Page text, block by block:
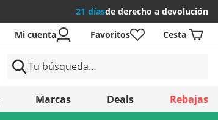
21 díasde derecho a devolución
Mi cuenta Favoritos Cesta
Marcas Deals Rebajas